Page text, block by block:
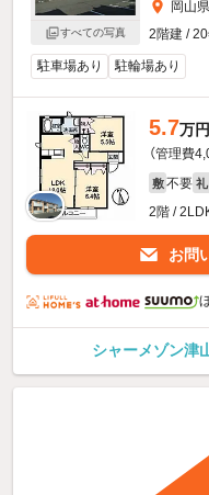
すべての写真
岡山
2階建 /
駐車場あり 駐輪場あり
5.7万円
（管理費
敷 不要 礼
2階 /
お問
シャーメゾン津